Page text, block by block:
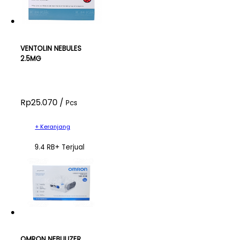
VENTOLIN NEBULES
2.5MG
Rp25.070 / Pcs
+ Keranjang
9.4 RB+ Terjual